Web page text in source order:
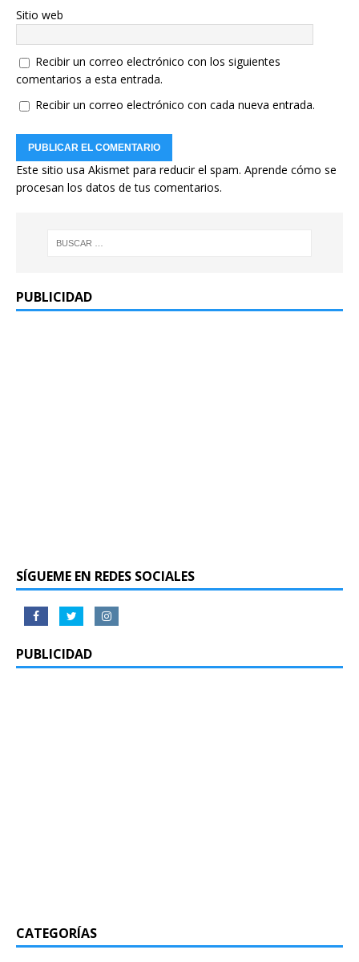
Sitio web
Recibir un correo electrónico con los siguientes
comentarios a esta entrada.
Recibir un correo electrónico con cada nueva entrada.
Este sitio usa Akismet para reducir el spam. Aprende cómo se
procesan los datos de tus comentarios.
PUBLICIDAD
SÍGUEME EN REDES SOCIALES
PUBLICIDAD
CATEGORÍAS